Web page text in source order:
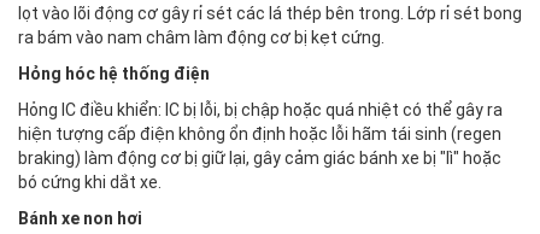
lọt vào lõi động cơ gây rỉ sét các lá thép bên trong. Lớp rỉ sét bong
ra bám vào nam châm làm động cơ bị kẹt cứng.
Hỏng hóc hệ thống điện
Hỏng IC điều khiển: IC bị lỗi, bị chập hoặc quá nhiệt có thể gây ra
hiện tượng cấp điện không ổn định hoặc lỗi hãm tái sinh (regen
braking) làm động cơ bị giữ lại, gây cảm giác bánh xe bị "lì" hoặc
bó cứng khi dắt xe.
Bánh xe non hơi